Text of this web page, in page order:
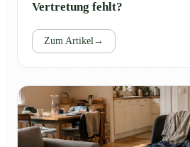
Vertretung fehlt?
Zum Artikel →